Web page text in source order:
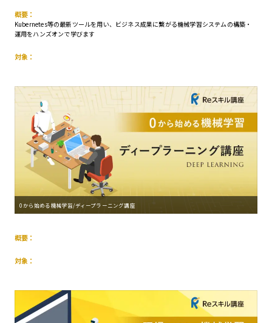
概要：
Kubernetes等の最新ツールを用い、ビジネス成果に繋がる機械学習システムの構築・
運用をハンズオンで学びます
対象：
0から始める機械学習/ディープラーニング講座
概要：
対象：